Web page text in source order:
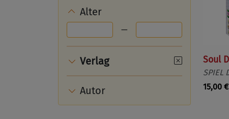
Alter
—
Verlag
Autor
Soul
SPIEL
15,00 €